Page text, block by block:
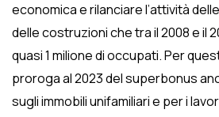
economica e rilanciare l’attività
delle costruzioni che tra il 2008 e il
quasi 1 milione di occupati. Per
proroga al 2023 del superbonus
sugli immobili unifamiliari e per i